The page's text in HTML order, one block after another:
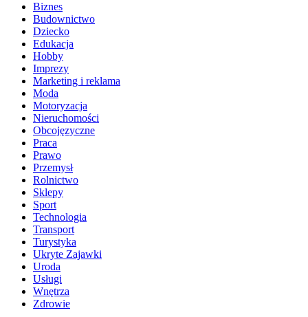
Biznes
Budownictwo
Dziecko
Edukacja
Hobby
Imprezy
Marketing i reklama
Moda
Motoryzacja
Nieruchomości
Obcojęzyczne
Praca
Prawo
Przemysł
Rolnictwo
Sklepy
Sport
Technologia
Transport
Turystyka
Ukryte Zajawki
Uroda
Usługi
Wnętrza
Zdrowie